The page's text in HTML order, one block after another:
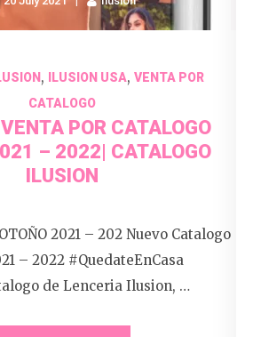
, ILUSION USA, VENTA POR
CATALOGO
POR CATALOGO
– 2022| CATALOGO
ILUSION
2021 – 202 Nuevo Catalogo
– 2022 #QuedateEnCasa
de Lenceria Ilusion, …